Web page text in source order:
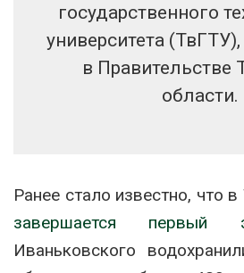
государственного
университета
в Правительстве
области.
Ранее стало известно, что
завершается первый
Иваньковского